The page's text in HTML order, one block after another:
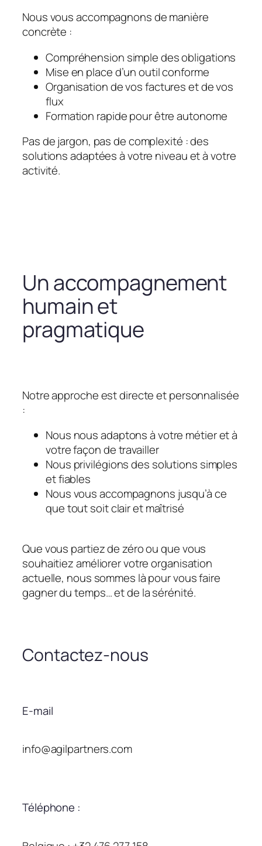
Nous vous accompagnons de manière
concrète :
Compréhension simple des obligations
Mise en place d’un outil conforme
Organisation de vos factures et de vos
flux
Formation rapide pour être autonome
Pas de jargon, pas de complexité : des
solutions adaptées à votre niveau et à votre
activité.
Un accompagnement
humain et
pragmatique
Notre approche est directe et personnalisée
:
Nous nous adaptons à votre métier et à
votre façon de travailler
Nous privilégions des solutions simples
et fiables
Nous vous accompagnons jusqu’à ce
que tout soit clair et maîtrisé
Que vous partiez de zéro ou que vous
souhaitiez améliorer votre organisation
actuelle, nous sommes là pour vous faire
gagner du temps… et de la sérénité.
Contactez-nous
E-mail
info@agilpartners.com
Téléphone :